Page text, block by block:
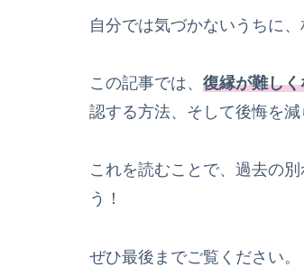
自分では気づかないうちに
この記事では、 復縁が難し
認する方法、そして後悔を
これを読むことで、過去の別
う！
ぜひ最後までご覧ください。